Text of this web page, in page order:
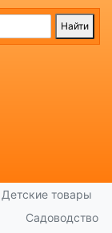
Детские товары
Садоводство